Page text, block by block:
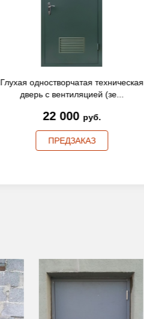
Глухая одностворчатая техническая
дверь с вентиляцией (зе...
22 000 руб.
ПРЕДЗАКАЗ